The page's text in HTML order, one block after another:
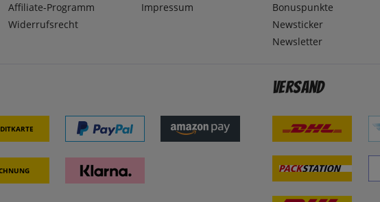
Affiliate-Programm
Widerrufsrecht
Impressum
Bonuspunkte
Newsticker
Newsletter
Versand